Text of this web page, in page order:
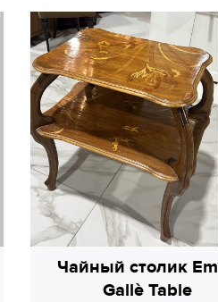
Чайный столик
Gallè Table